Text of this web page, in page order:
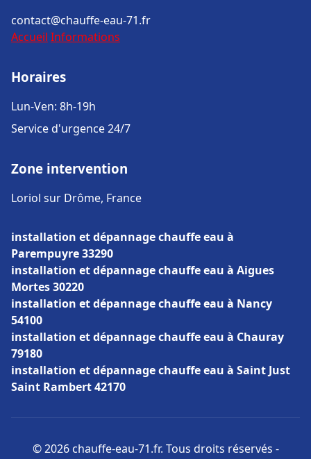
contact@chauffe-eau-71.fr
Accueil Informations
Horaires
Lun-Ven: 8h-19h
Service d'urgence 24/7
Zone intervention
Loriol sur Drôme, France
installation et dépannage chauffe eau à
Parempuyre 33290
installation et dépannage chauffe eau à Aigues
Mortes 30220
installation et dépannage chauffe eau à Nancy
54100
installation et dépannage chauffe eau à Chauray
79180
installation et dépannage chauffe eau à Saint Just
Saint Rambert 42170
© 2026 chauffe-eau-71.fr. Tous droits réservés -